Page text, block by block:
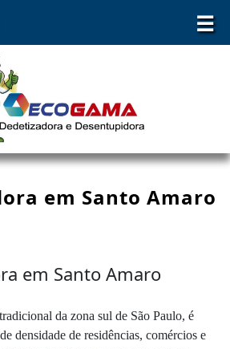
☰
em Santo Amaro
em Santo Amaro
da zona sul de São Paulo, é
densidade de residências, comércios e